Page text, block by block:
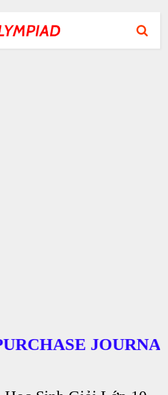
JOURNALS